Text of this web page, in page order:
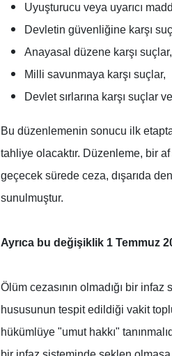
Uyuşturucu veya uyarıcı
Devletin güvenliğine karşı
Anayasal düzene karşı suçlar,
Milli savunmaya karşı suçlar,
Devlet sırlarına karşı suçlar
Bu düzenlemenin sonucu ilk
tahliye olacaktır. Düzenleme, bir
geçecek sürede ceza, dışarıda
sunulmuştur.
Ayrıca bu değişiklik 1 Temmuz
Ölüm cezasının olmadığı bir infaz
hususunun tespit edildiği vakit
hükümlüye "umut hakkı"